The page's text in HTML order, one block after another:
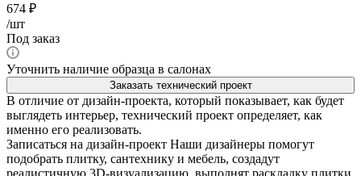
674 ₽
/шт
Под заказ
Уточнить наличие образца в салонах
Заказать технический проект
В отличие от дизайн-проекта, который показывает, как будет
выглядеть интерьер, технический проект определяет, как
именно его реализовать.
Записаться на дизайн-проект Наши дизайнеры помогут
подобрать плитку, сантехнику и мебель, создадут
реалистичную 3D-визуализацию, выполнят раскладку плитки